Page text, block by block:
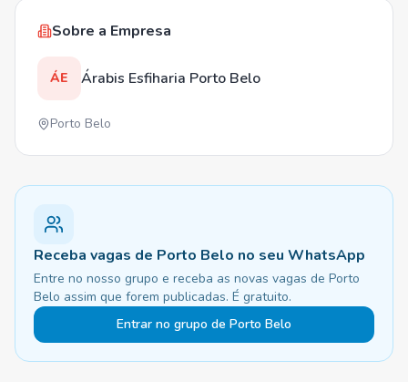
Sobre a Empresa
ÁE Árabis Esfiharia Porto Belo
Porto Belo
Receba vagas de Porto Belo no seu WhatsApp
Entre no nosso grupo e receba as novas vagas de Porto
Belo assim que forem publicadas. É gratuito.
Entrar no grupo de Porto Belo